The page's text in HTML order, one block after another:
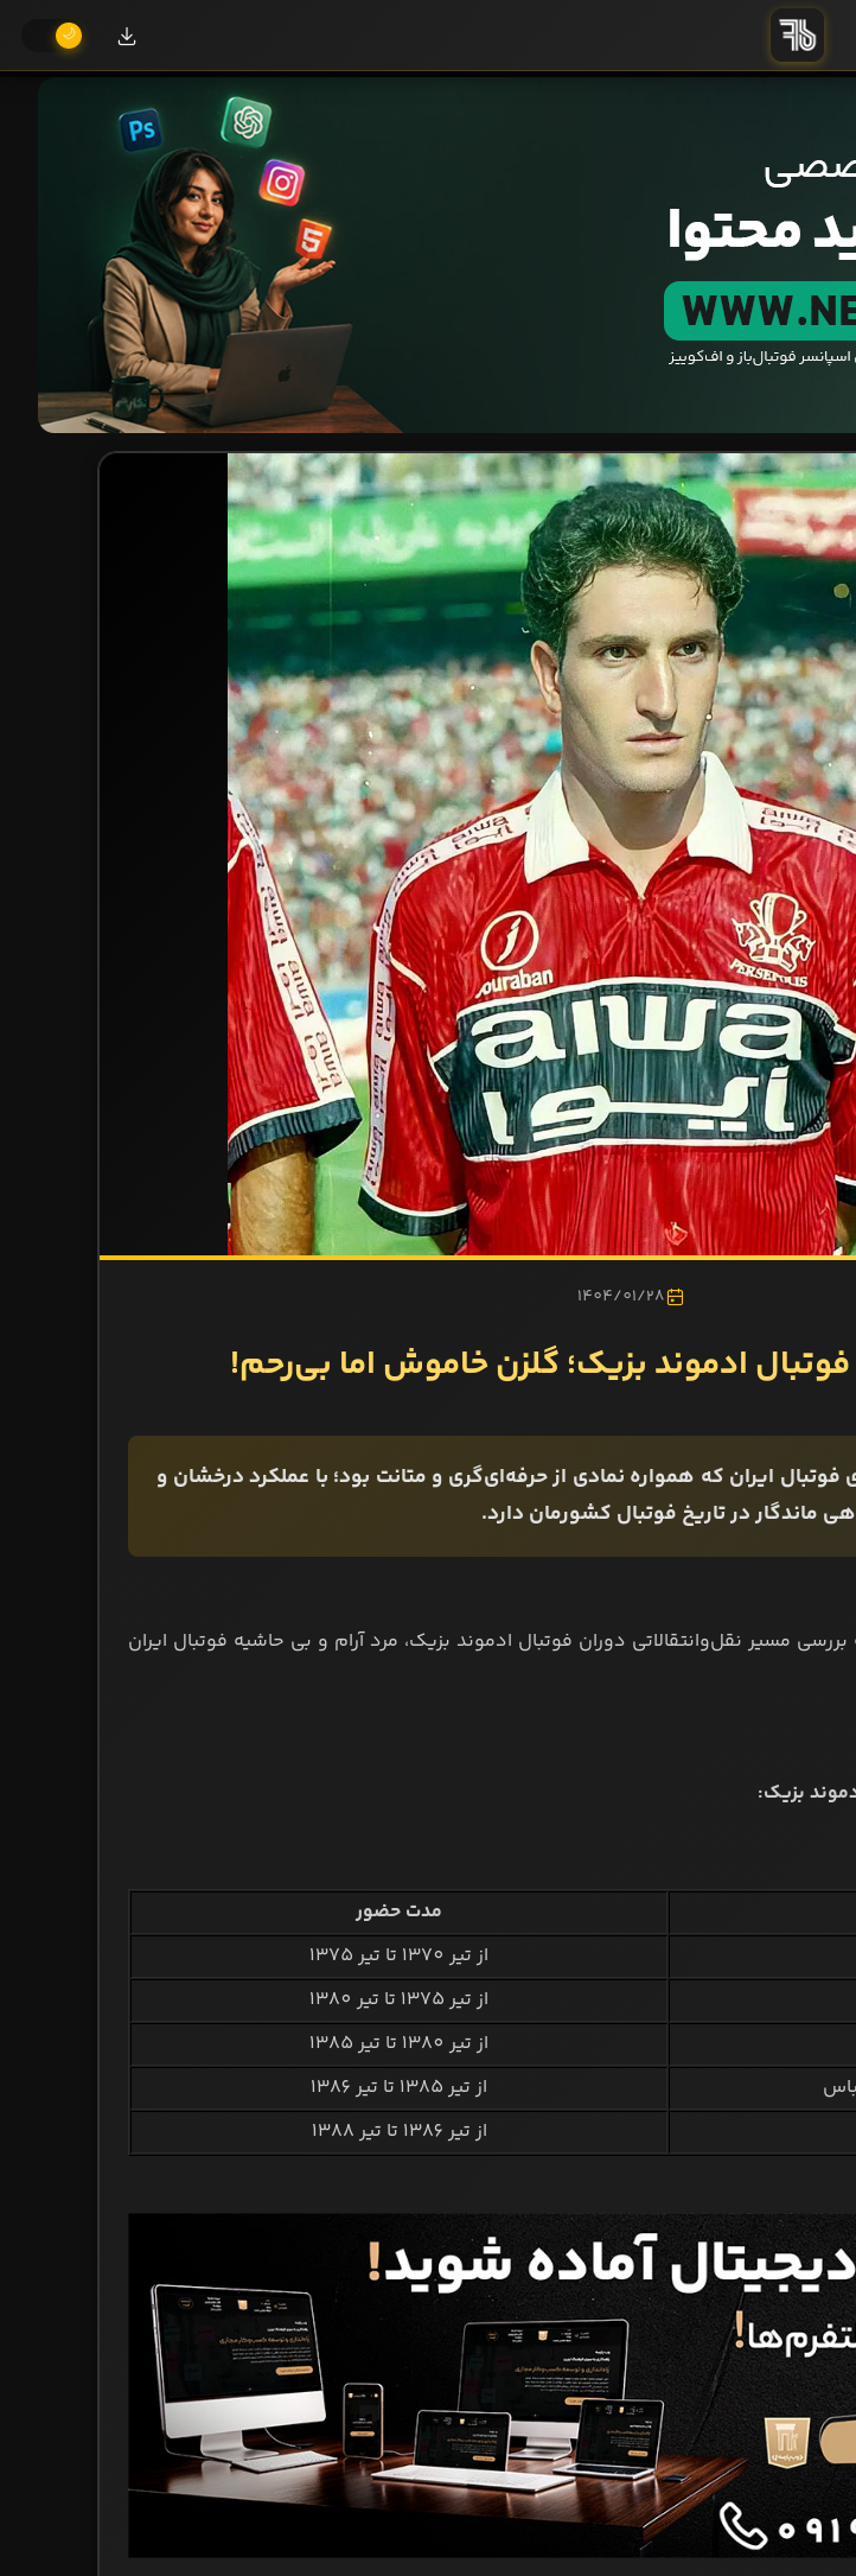
1404/01/28
ادموند بزیک؛ گلزن خاموش اما بی‌رحم!
ایران که همواره نمادی از حرفه‌ای‌گری و متانت بود؛ با عملکرد درخشان و
ماندگار در تاریخ فوتبال کشورمان دارد.
بررسی مسیر نقل‌وانتقالاتی دوران فوتبال ادموند بزیک، مرد آرام و بی حاشیه فوتبال ایران
بزیک:
مدت حضور
از تیر 1370 تا تیر 1375
از تیر 1375 تا تیر 1380
از تیر 1380 تا تیر 1385
از تیر 1385 تا تیر 1386
از تیر 1386 تا تیر 1388